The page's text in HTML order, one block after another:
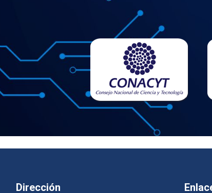
Dirección